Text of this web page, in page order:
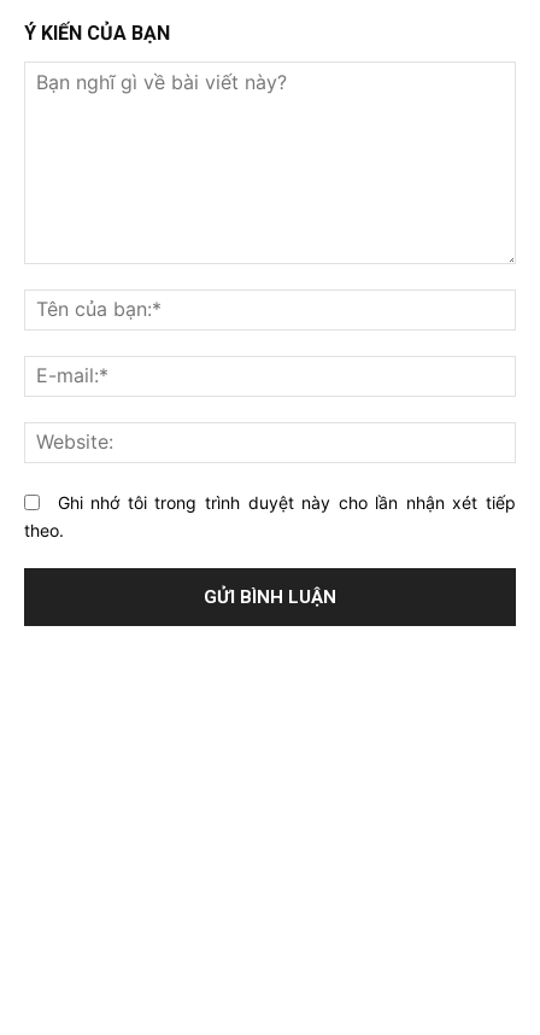
Ý KIẾN CỦA BẠN
nghĩ
gì
về
bài
viết
này?
Ghi nhớ tôi trong trình duyệt này cho lần nhận xét tiếp
theo.